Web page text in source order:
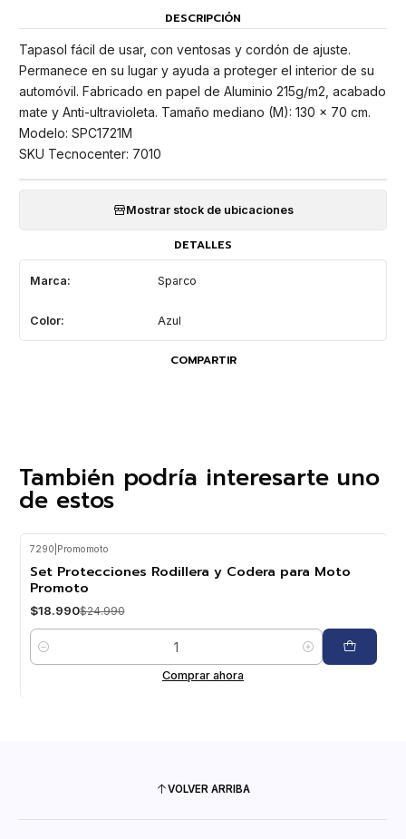
DESCRIPCIÓN
Tapasol fácil de usar, con ventosas y cordón de ajuste.
Permanece en su lugar y ayuda a proteger el interior de su
automóvil. Fabricado en papel de Aluminio 215g/m2, acabado
mate y Anti-ultravioleta. Tamaño mediano (M): 130 x 70 cm.
Modelo: SPC1721M
SKU Tecnocenter: 7010
Mostrar stock de ubicaciones
DETALLES
Marca: Sparco
Color: Azul
COMPARTIR
También podría interesarte uno
de estos
7290 Promomoto
Set Protecciones Rodillera y Codera para Moto
Promoto
$18.990$24.990
Cantidad
Comprar ahora
VOLVER ARRIBA